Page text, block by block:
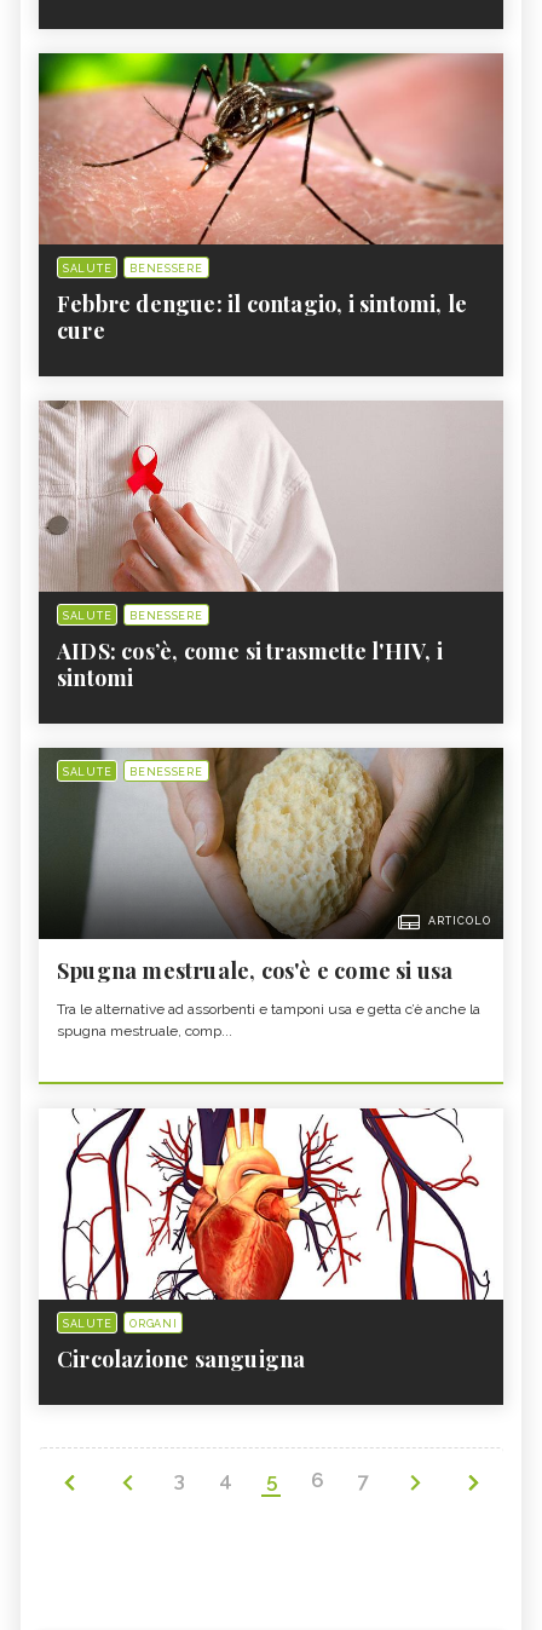
SALUTE BENESSERE
Febbre dengue: il contagio, i sintomi, le
cure
SALUTE BENESSERE
AIDS: cos’è, come si trasmette l'HIV, i
sintomi
SALUTE BENESSERE
ARTICOLO
Spugna mestruale, cos'è e come si usa
Tra le alternative ad assorbenti e tamponi usa e getta c’è anche la
spugna mestruale, comp...
SALUTE ORGANI
Circolazione sanguigna
3 4 5 6 7